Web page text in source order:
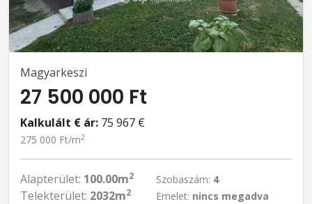
Magyarkeszi
27 500 000 Ft
Kalkulált € ár: 75 967 €
275 000 Ft/m2
Alapterület: 100.00m2
Telekterület: 2032m2
Szobaszám: 4
Emelet: nincs megadva